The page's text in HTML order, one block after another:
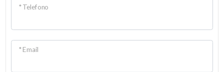
* Telefono
* Email